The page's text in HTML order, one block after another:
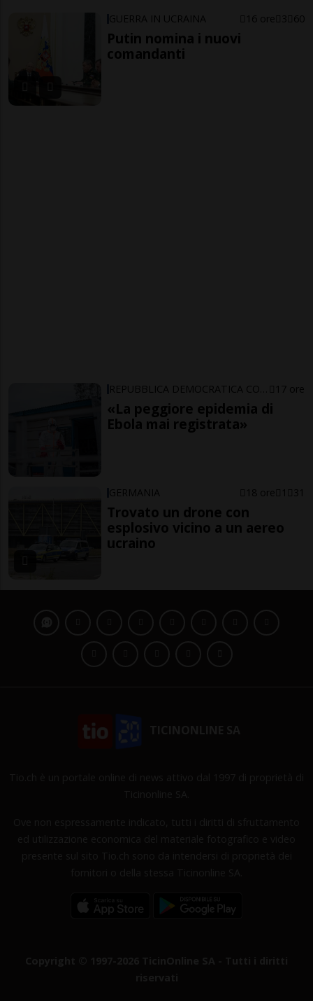
GUERRA IN UCRAINA 16 ore 3 60
Putin nomina i nuovi
comandanti
17 ore
«La peggiore epidemia di
Ebola mai registrata»
GERMANIA 18 ore 1 31
Trovato un drone con
esplosivo vicino a un aereo
ucraino